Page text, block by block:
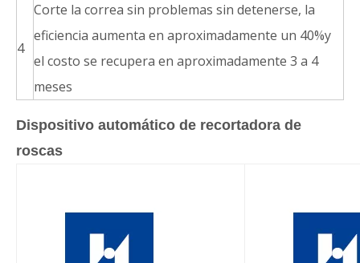
4
Corte la correa sin problemas sin detenerse, la
eficiencia aumenta en aproximadamente un 40%y
el costo se recupera en aproximadamente 3 a 4
meses
Dispositivo automático de recortadora de
roscas